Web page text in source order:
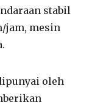
stabil
jam, mesin
oleh